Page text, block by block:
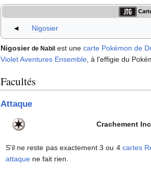
◄ Nigosier
Nigosier de Nabil est une carte Pokémon de
Violet Aventures Ensemble , à l'effigie du
Facultés
Attaque
Crachement
S'il ne reste pas exactement 3 ou 4 cartes
attaque ne fait rien.